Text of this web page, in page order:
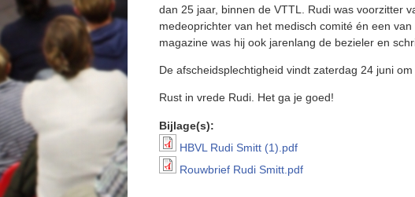
dan 25 jaar, binnen de VTTL. Rudi was voorzitter
medeoprichter van het medisch comité én een
magazine was hij ook jarenlang de bezieler en
De afscheidsplechtigheid vindt zaterdag 24 juni
Rust in vrede Rudi. Het ga je goed!
Bijlage(s):
HBVL Rudi Smitt (1).pdf
HBVL Rudi Smitt (1).pdf
Rouwbrief Rudi Smitt.pdf
Rouwbrief Rudi Smitt.pdf